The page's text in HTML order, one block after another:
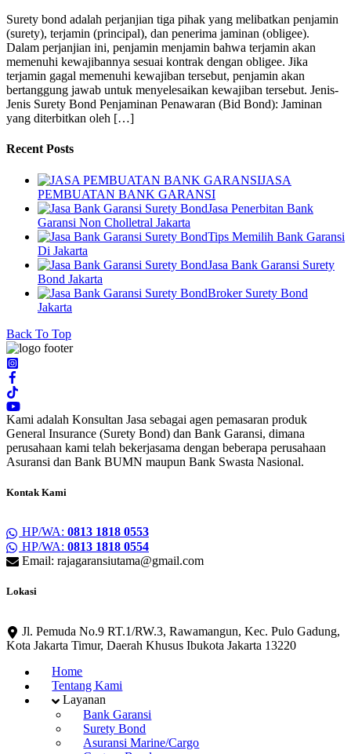
Surety bond adalah perjanjian tiga pihak yang melibatkan penjamin
(surety), terjamin (principal), dan penerima jaminan (obligee).
Dalam perjanjian ini, penjamin menjamin bahwa terjamin akan
memenuhi kewajibannya sesuai kontrak dengan obligee. Jika
terjamin gagal memenuhi kewajiban tersebut, penjamin akan
bertanggung jawab untuk menyelesaikan kewajiban tersebut. Jenis-
Jenis Surety Bond Penjaminan Penawaran (Bid Bond): Jaminan
yang diterbitkan oleh […]
Recent Posts
JASA
PEMBUATAN BANK GARANSI
Jasa Penerbitan Bank
Garansi Non Cholletral Jakarta
Tips Memilih Bank Garansi
Di Jakarta
Jasa Bank Garansi Surety
Bond Jakarta
Broker Surety Bond
Jakarta
Back To Top
Kami adalah Konsultan Jasa sebagai agen pemasaran produk
General Insurance (Surety Bond) dan Bank Garansi, dimana
perusahaan kami telah bekerjasama dengan beberapa perusahaan
Asuransi dan Bank BUMN maupun Bank Swasta Nasional.
Kontak Kami
HP/WA: 0813 1818 0553
HP/WA: 0813 1818 0554
Email: rajagaransiutama@gmail.com
Lokasi
Jl. Pemuda No.9 RT.1/RW.3, Rawamangun, Kec. Pulo Gadung,
Kota Jakarta Timur, Daerah Khusus Ibukota Jakarta 13220
Home
Tentang Kami
Layanan
Bank Garansi
Surety Bond
Asuransi Marine/Cargo